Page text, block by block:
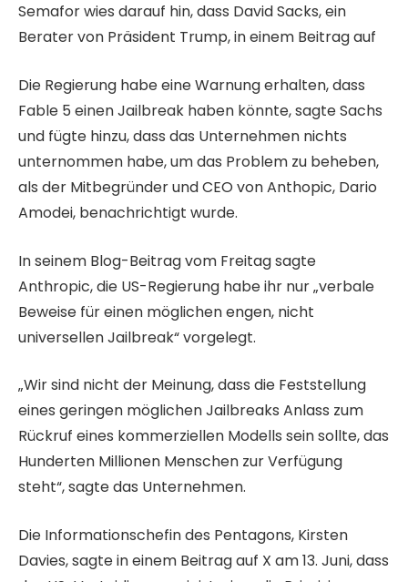
Semafor wies darauf hin, dass David Sacks, ein
Berater von Präsident Trump, in einem Beitrag auf
Die Regierung habe eine Warnung erhalten, dass
Fable 5 einen Jailbreak haben könnte, sagte Sachs
und fügte hinzu, dass das Unternehmen nichts
unternommen habe, um das Problem zu beheben,
als der Mitbegründer und CEO von Anthopic, Dario
Amodei, benachrichtigt wurde.
In seinem Blog-Beitrag vom Freitag sagte
Anthropic, die US-Regierung habe ihr nur „verbale
Beweise für einen möglichen engen, nicht
universellen Jailbreak“ vorgelegt.
„Wir sind nicht der Meinung, dass die Feststellung
eines geringen möglichen Jailbreaks Anlass zum
Rückruf eines kommerziellen Modells sein sollte, das
Hunderten Millionen Menschen zur Verfügung
steht“, sagte das Unternehmen.
Die Informationschefin des Pentagons, Kirsten
Davies, sagte in einem Beitrag auf X am 13. Juni, dass